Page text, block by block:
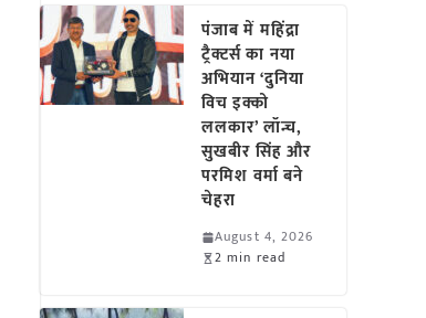
पंजाब में महिंद्रा
ट्रैक्टर्स का नया
अभियान ‘दुनिया
विच इक्को
ललकार’ लॉन्च,
सुखबीर सिंह और
परमिश वर्मा बने
चेहरा
August 4, 2026
2 min read